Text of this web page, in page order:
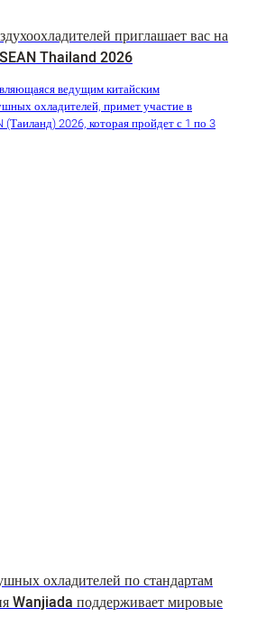
приглашает вас на
Thailand 2026
ведущим китайским
охладителей, примет участие в
(Таиланд) 2026, которая пройдет с 1 по 3
охладителей по стандартам
Wanjiada поддерживает мировые